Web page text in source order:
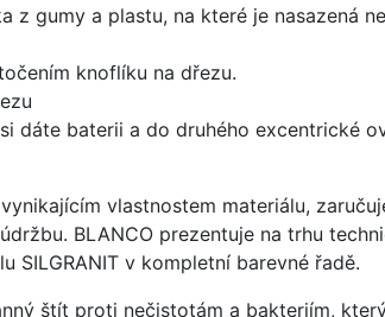
z gumy a plastu, na které je nasazená
knoflíku na dřezu.
dáte baterii a do druhého excentrické
vlastnostem materiálu,
BLANCO prezentuje na trhu
SILGRANIT v kompletní barevné řadě.
štít proti nečistotám a bakteriím,